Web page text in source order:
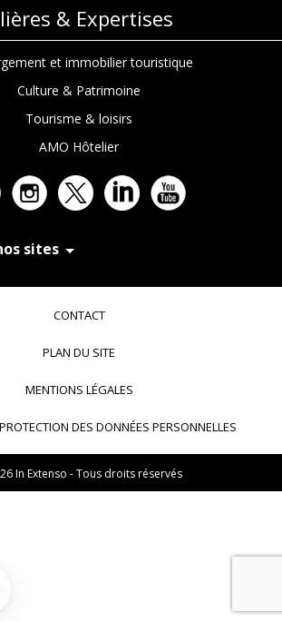
& Expertises
et immobilier touristique
Culture & Patrimoine
Tourisme & loisirs
AMO Hôtelier
sites
Culture & Hôtellerie
partenaire In Extenso
comptable
CONTACT
PLAN DU SITE
MENTIONS LÉGALES
DES DONNÉES PERSONNELLES
In Extenso - Tous droits réservés